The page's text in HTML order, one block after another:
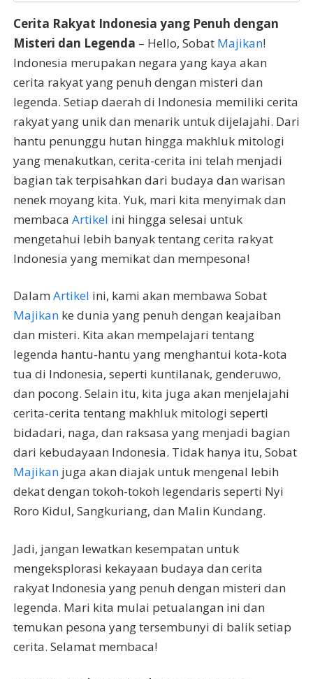
Cerita Rakyat Indonesia yang Penuh dengan
Misteri dan Legenda – Hello, Sobat Majikan!
Indonesia merupakan negara yang kaya akan
cerita rakyat yang penuh dengan misteri dan
legenda. Setiap daerah di Indonesia memiliki cerita
rakyat yang unik dan menarik untuk dijelajahi. Dari
hantu penunggu hutan hingga makhluk mitologi
yang menakutkan, cerita-cerita ini telah menjadi
bagian tak terpisahkan dari budaya dan warisan
nenek moyang kita. Yuk, mari kita menyimak dan
membaca Artikel ini hingga selesai untuk
mengetahui lebih banyak tentang cerita rakyat
Indonesia yang memikat dan mempesona!
Dalam Artikel ini, kami akan membawa Sobat
Majikan ke dunia yang penuh dengan keajaiban
dan misteri. Kita akan mempelajari tentang
legenda hantu-hantu yang menghantui kota-kota
tua di Indonesia, seperti kuntilanak, genderuwo,
dan pocong. Selain itu, kita juga akan menjelajahi
cerita-cerita tentang makhluk mitologi seperti
bidadari, naga, dan raksasa yang menjadi bagian
dari kebudayaan Indonesia. Tidak hanya itu, Sobat
Majikan juga akan diajak untuk mengenal lebih
dekat dengan tokoh-tokoh legendaris seperti Nyi
Roro Kidul, Sangkuriang, dan Malin Kundang.
Jadi, jangan lewatkan kesempatan untuk
mengeksplorasi kekayaan budaya dan cerita
rakyat Indonesia yang penuh dengan misteri dan
legenda. Mari kita mulai petualangan ini dan
temukan pesona yang tersembunyi di balik setiap
cerita. Selamat membaca!